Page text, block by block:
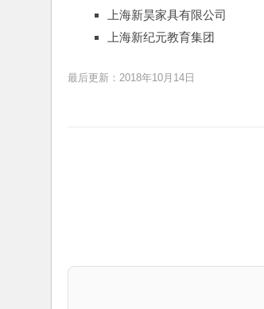
上海新昊家具有限公司
上海新纪元教育集团
最后更新：2018年10月14日